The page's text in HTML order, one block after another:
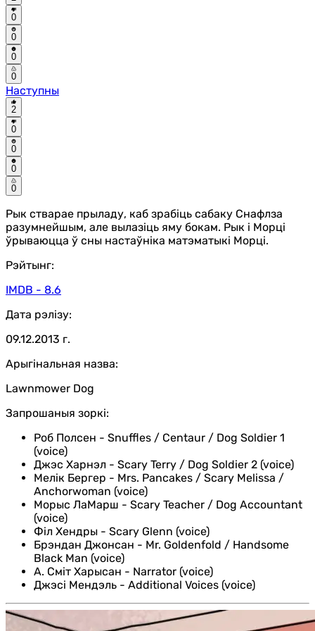
0
0
0
0
Наступны
2
0
0
0
0
Рык стварае прыладу, каб зрабіць сабаку Снафлза
разумнейшым, але вылазіць яму бокам. Рык і Морці
ўрываюцца ў сны настаўніка матэматыкі Морці.
Рэйтынг:
IMDB - 8.6
Дата рэлізу:
09.12.2013 г.
Арыгінальная назва:
Lawnmower Dog
Запрошаныя зоркі:
Роб Полсен - Snuffles / Centaur / Dog Soldier 1
(voice)
Джэс Харнэл - Scary Terry / Dog Soldier 2 (voice)
Мелік Бергер - Mrs. Pancakes / Scary Melissa /
Anchorwoman (voice)
Морыс ЛаМарш - Scary Teacher / Dog Accountant
(voice)
Філ Хендры - Scary Glenn (voice)
Брэндан Джонсан - Mr. Goldenfold / Handsome
Black Man (voice)
А. Сміт Харысан - Narrator (voice)
Джэсі Мендэль - Additional Voices (voice)